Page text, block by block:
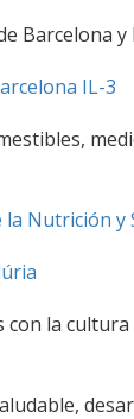
Barcelona y
IL-3
Nutrición y
la